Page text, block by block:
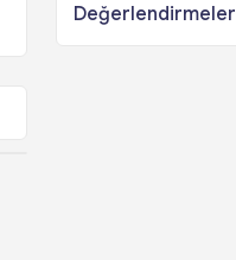
Değerlendirmeler